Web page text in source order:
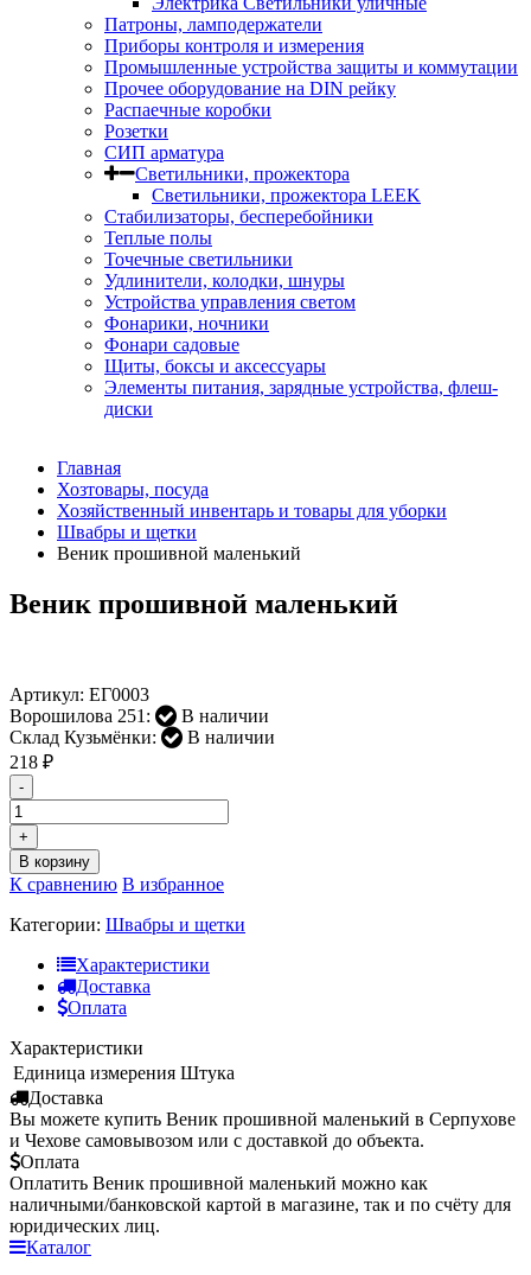
Патроны, ламподержатели
Приборы контроля и измерения
Промышленные устройства защиты и коммутации
Прочее оборудование на DIN рейку
Распаечные коробки
Розетки
СИП арматура
Светильники, прожектора
Светильники, прожектора LEEK
Стабилизаторы, бесперебойники
Теплые полы
Точечные светильники
Удлинители, колодки, шнуры
Устройства управления светом
Фонарики, ночники
Фонари садовые
Щиты, боксы и аксессуары
Элементы питания, зарядные устройства, флеш-
диски
Главная
Хозтовары, посуда
Хозяйственный инвентарь и товары для уборки
Швабры и щетки
Веник прошивной маленький
Веник прошивной маленький
Артикул: ЕГ0003
Ворошилова 251:
В наличии
Склад Кузьмёнки:
В наличии
218 ₽
-
+
В корзину
К сравнению В избранное
Категории: Швабры и щетки
Характеристики
Доставка
Оплата
Характеристики
Единица измерения Штука
Доставка
Вы можете купить Веник прошивной маленький в Серпухове
и Чехове самовывозом или с доставкой до объекта.
Оплата
Оплатить Веник прошивной маленький можно как
наличными/банковской картой в магазине, так и по счёту для
юридических лиц.
Каталог